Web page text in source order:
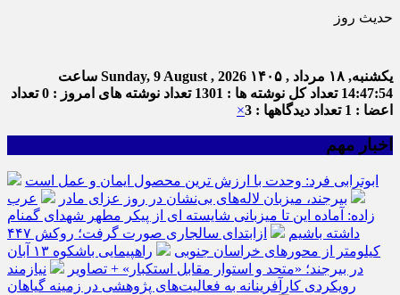
حدیث روز
یکشنبه, ۱۸ مرداد , ۱۴۰۵ Sunday, 9 August , 2026 ساعت
14:47:55 تعداد کل نوشته ها : 1301 تعداد نوشته های امروز : 0
تعداد
اعضا : 1
تعداد دیدگاهها : 3 ×
اخبار مهم
ابوترابی فرد: وحدت با ارزش ترین محصول ایمان و عمل است
بیرجند، میزبان لاله‌های بی‌نشان در روز عزای مادر
عرب
زاده: آماده این تا میزبانی شایسته ای از پیکر مطهر شهدای گمنام
داشته باشیم
ازابتدای سالجاری صورت گرفت؛ روکش ۴۴۷
کیلومتر از محورهای خراسان جنوبی
راهپیمایی باشکوه ۱۳ آبان
در بیرجند؛ «متحد و استوار مقابل استکبار» + تصاویر
نیازمند
رویکردی کارآفرینانه به فعالیت‌های پژوهشی در زمینه گیاهان